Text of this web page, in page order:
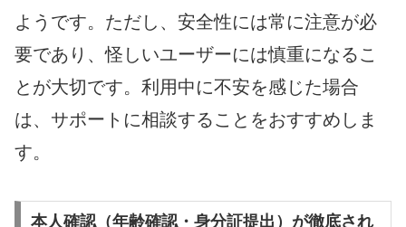
ようです。ただし、安全性には常に注意が必
要であり、怪しいユーザーには慎重になるこ
とが大切です。利用中に不安を感じた場合
は、サポートに相談することをおすすめしま
す。
本人確認（年齢確認・身分証提出）が徹底され